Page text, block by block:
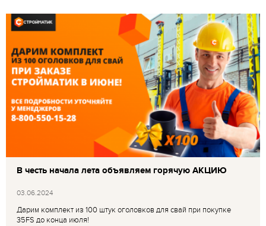
В честь начала лета объявляем горячую АКЦИЮ
03.06.2024
Дарим комплект из 100 штук оголовков для свай при покупке
35FS до конца июля!